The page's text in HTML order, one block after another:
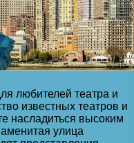
любителей театра и
известных театров и
насладиться высоким
улица